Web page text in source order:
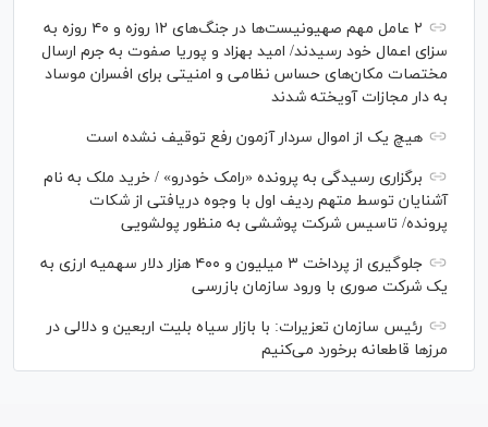
۲ عامل مهم صهیونیست‌ها در جنگ‌های ۱۲ روزه و ۴۰ روزه به
سزای اعمال خود رسیدند/ امید بهزاد و پوریا صفوت به جرم ارسال
مختصات مکان‌های حساس نظامی و امنیتی برای افسران موساد
به دار مجازات آویخته شدند
هیچ یک از اموال سردار آزمون رفع توقیف نشده است
برگزاری رسیدگی به پرونده «رامک خودرو» / خرید ملک به نام
آشنایان توسط متهم ردیف اول با وجوه دریافتی از شکات
پرونده/ تاسیس شرکت پوششی به منظور پولشویی
جلوگیری از پرداخت ۳ میلیون و ۴۰۰ هزار دلار سهمیه ارزی به
یک شرکت صوری با ورود سازمان بازرسی
رئیس سازمان تعزیرات: با بازار سیاه بلیت اربعین و دلالی در
مرز‌ها قاطعانه برخورد می‌کنیم